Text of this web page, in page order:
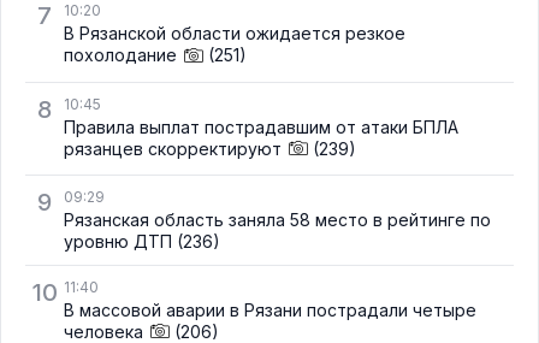
7 10:20
В Рязанской области ожидается резкое
похолодание
(251)
8 10:45
Правила выплат пострадавшим от атаки БПЛА
рязанцев скорректируют
(239)
9 09:29
Рязанская область заняла 58 место в рейтинге по
уровню ДТП (236)
10 11:40
В массовой аварии в Рязани пострадали четыре
человека
(206)